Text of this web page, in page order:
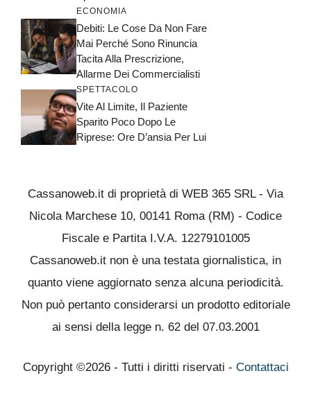
ECONOMIA
Debiti: Le Cose Da Non Fare
Mai Perché Sono Rinuncia
Tacita Alla Prescrizione,
Allarme Dei Commercialisti
SPETTACOLO
Vite Al Limite, Il Paziente
Sparito Poco Dopo Le
Riprese: Ore D’ansia Per Lui
Cassanoweb.it di proprietà di WEB 365 SRL - Via
Nicola Marchese 10, 00141 Roma (RM) - Codice
Fiscale e Partita I.V.A. 12279101005
Cassanoweb.it non è una testata giornalistica, in
quanto viene aggiornato senza alcuna periodicità.
Non può pertanto considerarsi un prodotto editoriale
ai sensi della legge n. 62 del 07.03.2001
Copyright ©2026 - Tutti i diritti riservati - Contattaci